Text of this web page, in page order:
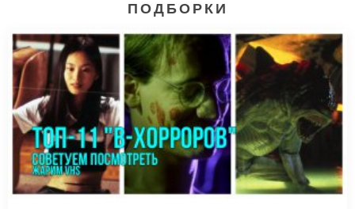
ПОДБОРКИ